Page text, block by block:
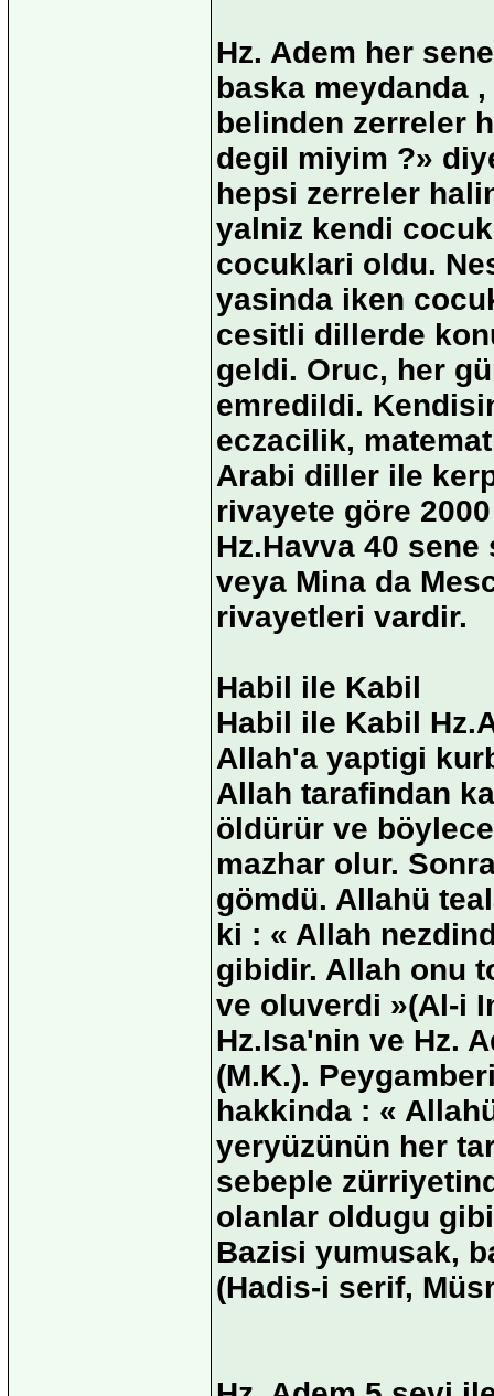
Hz. Adem her
baska meydanda
belinden zerreler
degil miyim ?»
hepsi zerreler
yalniz kendi
cocuklari oldu.
yasinda iken
cesitli dillerde
geldi. Oruc, her
emredildi.
eczacilik,
Arabi diller ile
rivayete göre
Hz.Havva 40
veya Mina da
rivayetleri vardir.
Habil ile Kabil
Habil ile Kabil
Allah'a yaptigi
Allah tarafindan
öldürür ve
mazhar olur.
gömdü. Allahü
ki : « Allah
gibidir. Allah onu
ve oluverdi »(Al-i
Hz.Isa'nin ve Hz.
(M.K.).
hakkinda : «
yeryüzünün her
sebeple
olanlar oldugu
Bazisi yumusak,
(Hadis-i serif,